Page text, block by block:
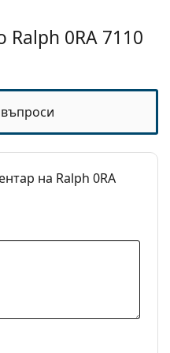
Прочетете
0RA 7110
на Ralph 0RA